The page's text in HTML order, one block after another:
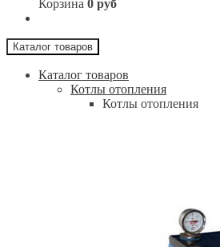
Корзина 0 руб
Каталог товаров
Каталог товаров
Котлы отопления
Котлы отопления